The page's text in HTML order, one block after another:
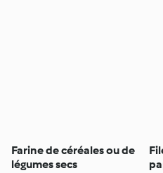
Farine de céréales ou de
légumes secs